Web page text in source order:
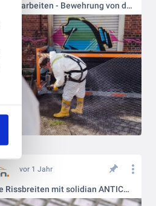
Einfach zu verarbeiten - Bewehrung von der Rolle!
vor 1 Jahr
Minimale Rissbreiten mit solidian ANTICRACK